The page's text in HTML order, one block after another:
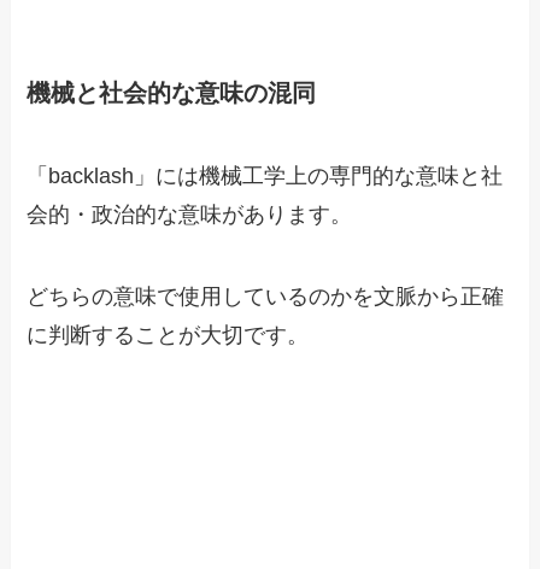
機械と社会的な意味の混同
「backlash」には機械工学上の専門的な意味と社
会的・政治的な意味があります。
どちらの意味で使用しているのかを文脈から正確
に判断することが大切です。